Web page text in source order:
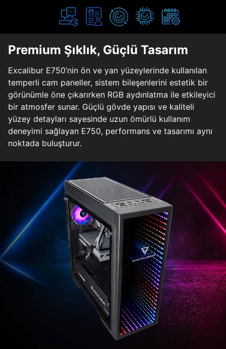
Premium Şıklık, Güçlü Tasarım
Excalibur E750’nin ön ve yan yüzeylerinde kullanılan
temperli cam paneller, sistem bileşenlerini estetik bir
görünümle öne çıkarırken RGB aydınlatma ile etkileyici
bir atmosfer sunar. Güçlü gövde yapısı ve kaliteli
yüzey detayları sayesinde uzun ömürlü kullanım
deneyimi sağlayan E750, performans ve tasarımı aynı
noktada buluşturur.